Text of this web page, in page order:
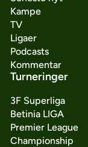
Kampe
TV
Ligaer
Podcasts
Kommentar
Turneringer
3F Superliga
Betinia LIGA
Premier League
Championship